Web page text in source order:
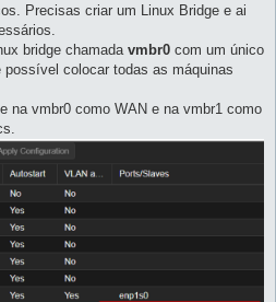
Precisas criar um Linux Bridge e ai
bridge chamada vmbr0 com um único
colocar todas as máquinas
na vmbr0 como WAN e na vmbr1 como